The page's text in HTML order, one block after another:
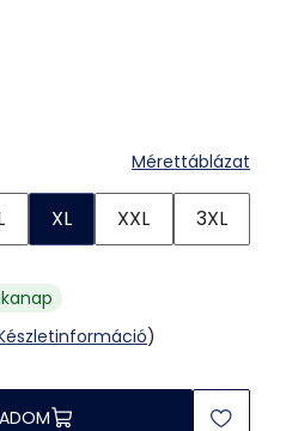
Mérettáblázat
XL XXL 3XL
)